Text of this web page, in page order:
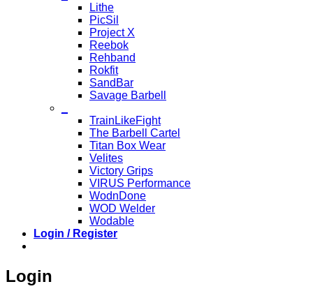
Lithe
PicSil
Project X
Reebok
Rehband
Rokfit
SandBar
Savage Barbell
TrainLikeFight
The Barbell Cartel
Titan Box Wear
Velites
Victory Grips
VIRUS Performance
WodnDone
WOD Welder
Wodable
Login / Register
Login